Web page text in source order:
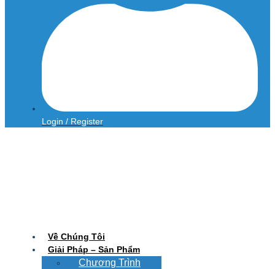
Login / Register
Về Chúng Tôi
Giải Pháp – Sản Phẩm
Chương Trình